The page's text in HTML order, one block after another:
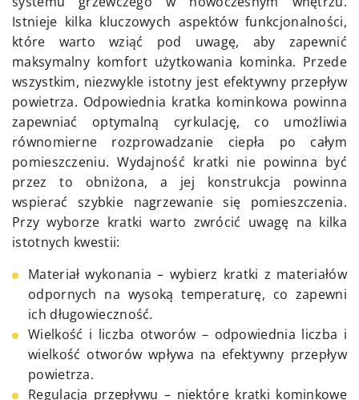
Istnieje kilka kluczowych aspektów funkcjonalności,
które warto wziąć pod uwagę, aby zapewnić
maksymalny komfort użytkowania kominka. Przede
wszystkim, niezwykle istotny jest efektywny przepływ
powietrza. Odpowiednia kratka kominkowa powinna
zapewniać optymalną cyrkulację, co umożliwia
równomierne rozprowadzanie ciepła po całym
pomieszczeniu. Wydajność kratki nie powinna być
przez to obniżona, a jej konstrukcja powinna
wspierać szybkie nagrzewanie się pomieszczenia.
Przy wyborze kratki warto zwrócić uwagę na kilka
istotnych kwestii:
Materiał wykonania – wybierz kratki z materiałów
odpornych na wysoką temperaturę, co zapewni
ich długowieczność.
Wielkość i liczba otworów – odpowiednia liczba i
wielkość otworów wpływa na efektywny przepływ
powietrza.
Regulacja przepływu – niektóre kratki kominkowe